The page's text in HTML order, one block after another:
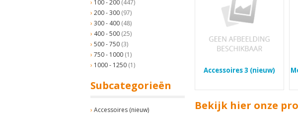
100 - 200 (447)
200 - 300 (97)
300 - 400 (48)
400 - 500 (25)
500 - 750 (3)
750 - 1000 (1)
1000 - 1250 (1)
Subcategorieën
Accessoires (nieuw)
Accessoires 3 (nieuw)
Bekijk hier onze